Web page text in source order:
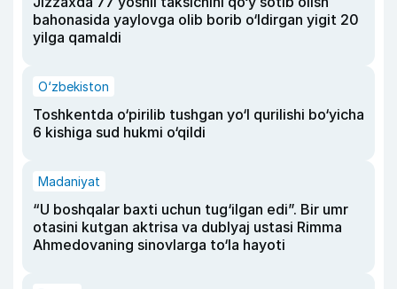
bahonasida yaylovga olib borib o‘ldirgan yigit 20
yilga qamaldi
O‘zbekiston
Toshkentda o‘pirilib tushgan yo‘l qurilishi bo‘yicha
6 kishiga sud hukmi o‘qildi
Madaniyat
“U boshqalar baxti uchun tug‘ilgan edi”. Bir umr
otasini kutgan aktrisa va dublyaj ustasi Rimma
Ahmedovaning sinovlarga to‘la hayoti